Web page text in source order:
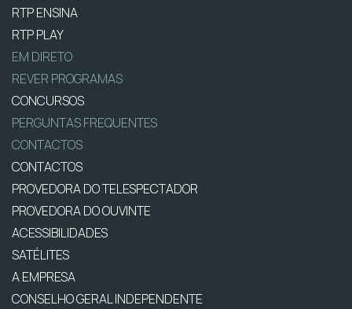
RTP ENSINA
RTP PLAY
EM DIRETO
REVER PROGRAMAS
CONCURSOS
PERGUNTAS FREQUENTES
CONTACTOS
CONTACTOS
PROVEDORA DO TELESPECTADOR
PROVEDORA DO OUVINTE
ACESSIBILIDADES
SATÉLITES
A EMPRESA
CONSELHO GERAL INDEPENDENTE